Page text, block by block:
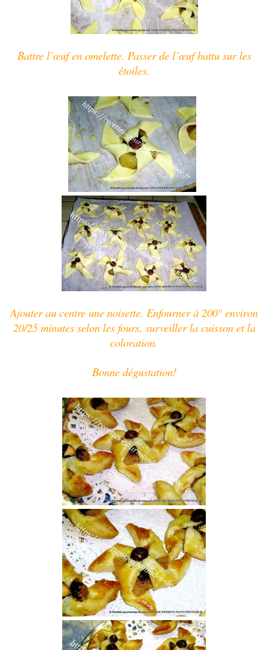
Battre l’œufen omelette. Passer de l’œufbattu sur les
étoiles.
Ajouter au centre une noisette. Enfourner à 200° environ
20/25 minutes selon les fours, surveiller la cuisson et la
coloration.
Bonne dégustation!